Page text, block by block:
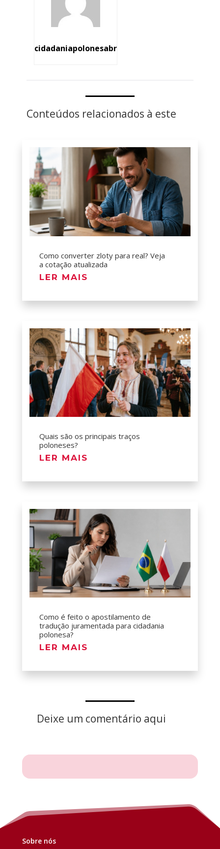
cidadaniapolonesabr
Conteúdos relacionados à este
Como converter zloty para real? Veja
a cotação atualizada
LER MAIS
Quais são os principais traços
poloneses?
LER MAIS
Como é feito o apostilamento de
tradução juramentada para cidadania
polonesa?
LER MAIS
Deixe um comentário aqui
Sobre nós